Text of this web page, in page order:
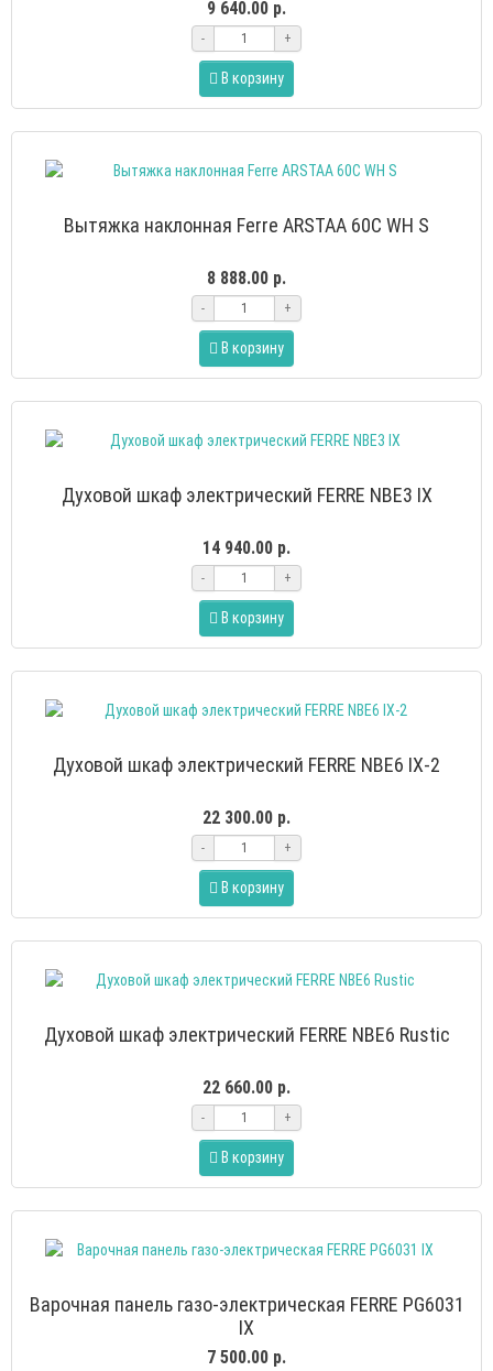
9 640.00 р.
- +
В корзину
Вытяжка наклонная Ferre ARSTAA 60C WH S
8 888.00 р.
- +
В корзину
Духовой шкаф электрический FERRE NBE3 IX
14 940.00 р.
- +
В корзину
Духовой шкаф электрический FERRE NBE6 IX-2
22 300.00 р.
- +
В корзину
Духовой шкаф электрический FERRE NBE6 Rustic
22 660.00 р.
- +
В корзину
Варочная панель газо-электрическая FERRE PG6031
IX
7 500.00 р.